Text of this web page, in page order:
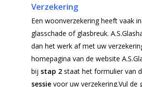
Verzekering
Een woonverzekering heeft vaak
glasschade of glasbreuk.
dan het werk af met uw
homepagina van de website
bij stap 2 staat het formulier van
sessie voor uw verzekering.Vul de